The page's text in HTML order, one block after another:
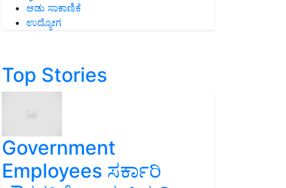
ಆಡು ಸಾಕಾಣಿಕೆ
ಉದ್ಯೋಗ
Top Stories
Government
Employees ಸರ್ಕಾರಿ